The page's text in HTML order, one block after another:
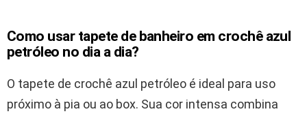
Como usar tapete de banheiro em crochê azul
petróleo no dia a dia?
O tapete de crochê azul petróleo é ideal para uso
próximo à pia ou ao box. Sua cor intensa combina